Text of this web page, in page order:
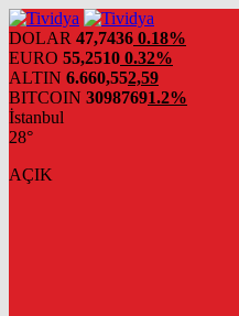
evden
eve
nakliyat
DOLAR 47,7436 0.18%
EURO 55,2510 0.32%
ALTIN 6.660,552,59
BITCOIN 30987691.2%
İstanbul
28°
AÇIK